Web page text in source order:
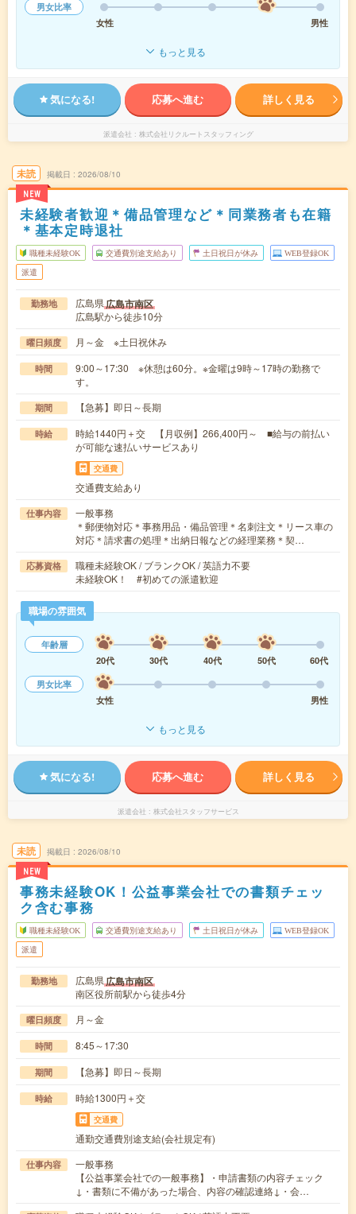
男女比率
女性
男性
もっと見る
気になる! 応募へ進む 詳しく見る
派遣会社 株式会社リクルートスタッフィング
未読
NEW
掲載日 2026/08/10
未経験者歓迎＊備品管理など＊同業務者も在籍
＊基本定時退社
職種未経験OK 交通費別途支給あり 土日祝日が休み WEB登録OK
派遣
勤務地 広島県広島市南区
広島駅から徒歩10分
曜日頻度 月～金 ※土日祝休み
時間
9:00～17:30 ※休憩は60分。※金曜は9時～17時の勤務で
す。
期間 【急募】即日～長期
時給
時給1440円＋交 【月収例】266,400円～ ■給与の前払い
が可能な速払いサービスあり
交通費
交通費支給あり
仕事内容
一般事務
＊郵便物対応＊事務用品・備品管理＊名刺注文＊リース車の
対応＊請求書の処理＊出納日報などの経理業務＊契…
応募資格
職種未経験OK / ブランクOK / 英語力不要
未経験OK！ #初めての派遣歓迎
職場の雰囲気
年齢層
20代
30代 40代 50代
60代
男女比率
女性
男性
もっと見る
気になる! 応募へ進む 詳しく見る
派遣会社 株式会社スタッフサービス
未読
NEW
掲載日 2026/08/10
事務未経験OK！公益事業会社での書類チェッ
ク含む事務
職種未経験OK 交通費別途支給あり 土日祝日が休み WEB登録OK
派遣
勤務地 広島県広島市南区
南区役所前駅から徒歩4分
曜日頻度 月～金
時間 8:45～17:30
期間 【急募】即日～長期
時給 時給1300円＋交
交通費
通勤交通費別途支給(会社規定有)
仕事内容
一般事務
【公益事業会社での一般事務】・申請書類の内容チェック
↓・書類に不備があった場合、内容の確認連絡↓・会…